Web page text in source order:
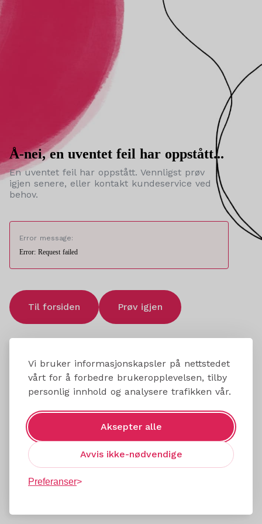
Vi bruker informasjonskapsler på nettstedet
vårt for å forbedre brukeropplevelsen, tilby
personlig innhold og analysere trafikken vår.
Aksepter alle
Avvis ikke-nødvendige
Preferanser
Å-nei, en uventet feil har oppstått...
En uventet feil har oppstått. Vennligst prøv
igjen senere, eller kontakt kundeservice ved
behov.
Error message:
Error: Request failed
Til forsiden Prøv igjen